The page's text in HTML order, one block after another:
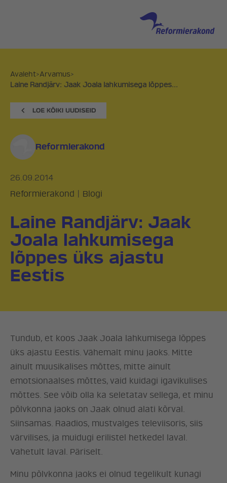
Avaleht>Arvamus>
Laine Randjärv: Jaak Joala lahkumisega lõppes...
Reformierakond
26.09.2014
Reformierakond
Blogi
Laine Randjärv: Jaak
Joala lahkumisega
lõppes üks ajastu
Eestis
Tundub, et koos Jaak Joala lahkumisega lõppes
üks ajastu Eestis. Vähemalt minu jaoks. Mitte
ainult muusikalises mõttes, mitte ainult
emotsionaalses mõttes, vaid kuidagi igavikulises
mõttes. See võib olla ka seletatav sellega, et minu
põlvkonna jaoks on Jaak olnud alati kõrval.
Siinsamas. Raadios, mustvalges televiisoris, siis
värvilises, ja muidugi erilistel hetkedel laval.
Vahetult laval. Päriselt.
Minu põlvkonna jaoks ei olnud tegelikult kunagi